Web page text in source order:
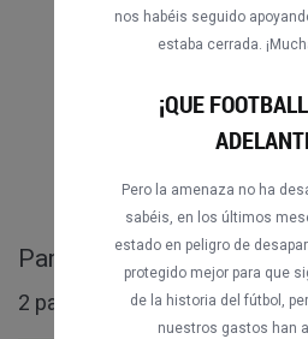
Partidos completos de
2 partidos encontrados
nos habéis seguido
estaba cerrada.
¡QUE
Pero la amenaza no ha
sabéis, en los últimos
estado en peligro de
protegido mejor para que
de la historia del fútbol,
nuestros gastos han